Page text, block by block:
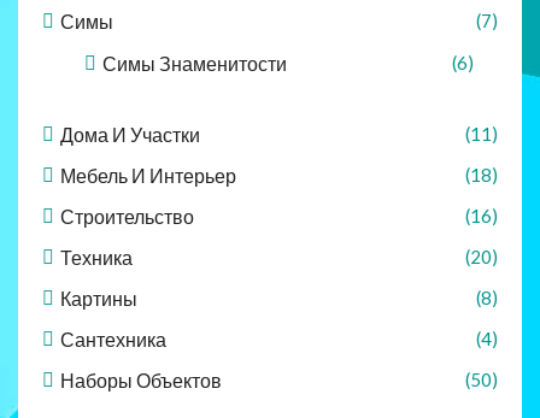
Симы (7)
Симы Знаменитости (6)
Дома И Участки (11)
Мебель И Интерьер (18)
Строительство (16)
Техника (20)
Картины (8)
Сантехника (4)
Наборы Объектов (50)